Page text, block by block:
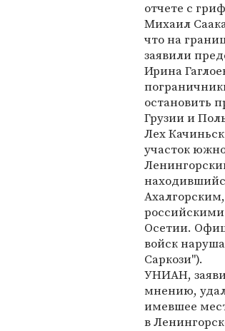
отчете с
Михаил
что на
заявили
Ирина
остановить
Грузии и
Лех
участок
Осетии.
войск
Саркози").
УНИАН,
мнению,
имевшее
в